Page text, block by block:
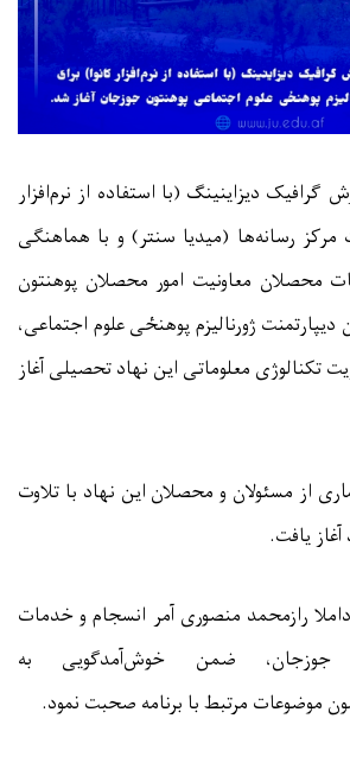
دیزاینینگ (با استفاده از نرم‌افزار
مرکز رسانه‌ها (میدیا سنتر) و با هماهنگی
محصلان معاونیت امور محصلان پوهنتون
ژورنالیزم پوهنځی علوم اجتماعی،
تکنالوژی معلوماتی این نهاد تحصیلی آغاز
از مسئولان و محصلان این نهاد با تلاوت
یافت.
داملا رازمحمد منصوری آمر انسجام و خدمات
جوزجان، ضمن خوش‌آمد‌گویی به
موضوعات مرتبط با برنامه صحبت نمود.